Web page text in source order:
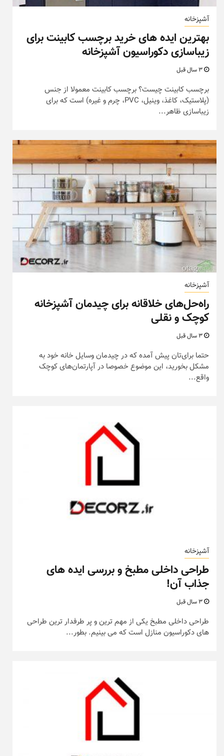
آشپزخانه
بهترین ایده های خرید برچسب کابینت برای
زیباسازی دکوراسیون آشپزخانه
برچسب کابینت چیست؟ برچسب کابینت معمولا از جنس
(پلاستیک، کاغذ، وینیل، PVC، چرم و غیره) است که برای
زیباسازی ظاهر...
آشپزخانه
راه‌حل‌های خلاقانه برای چیدمان آشپزخانه
کوچک و نقلی
حتما برای‌تان پیش آمده که در چیدمان وسایل خانه خود به
مشکل بخورید، این موضوع خصوصا در آپارتمان‌های کوچک
واقع...
آشپزخانه
طراحی داخلی مطبخ و بررسی ایده های
جذاب آن!
طراحی داخلی مطبخ یکی از مهم ترین و پر طرفدار ترین طراحی
های دکوراسیون منازل است که می بینیم. بطور...